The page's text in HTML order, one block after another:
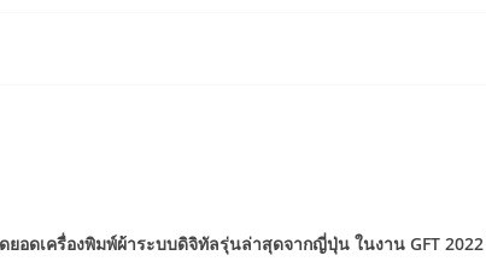
ยอดเครื่องพิมพ์ผ้าระบบดิจิทัลรุ่นล่าสุดจากญี่ปุ่น ในงาน GFT 2022